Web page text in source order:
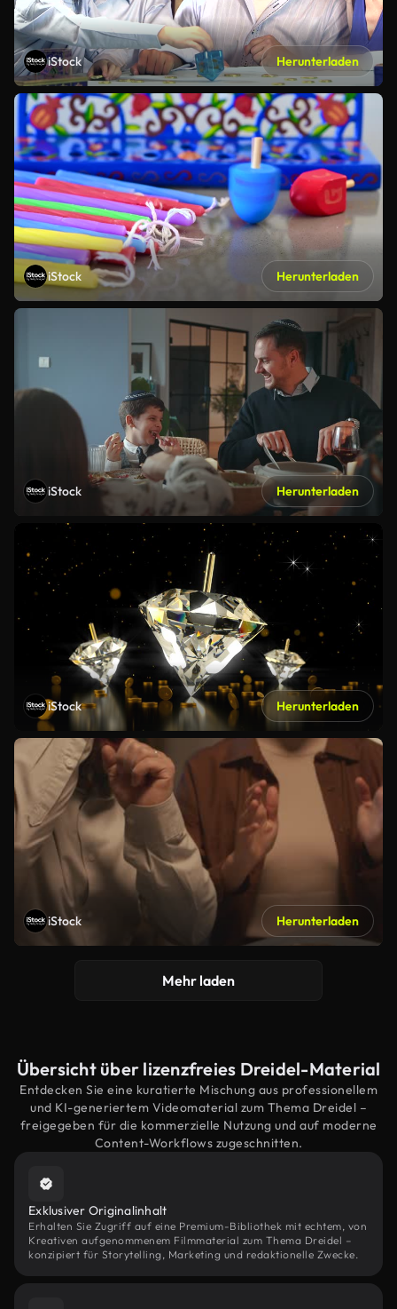
iStock Herunterladen
iStock Herunterladen
iStock Herunterladen
iStock Herunterladen
iStock Herunterladen
Mehr laden
Übersicht über lizenzfreies Dreidel-Material
Entdecken Sie eine kuratierte Mischung aus professionellem
und KI-generiertem Videomaterial zum Thema Dreidel –
freigegeben für die kommerzielle Nutzung und auf moderne
Content-Workflows zugeschnitten.
Exklusiver Originalinhalt
Erhalten Sie Zugriff auf eine Premium-Bibliothek mit echtem, von
Kreativen aufgenommenem Filmmaterial zum Thema Dreidel –
konzipiert für Storytelling, Marketing und redaktionelle Zwecke.